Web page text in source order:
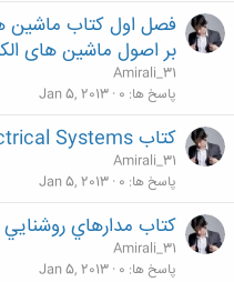
فصل اول کتاب ماشین
بر اصول ماشین های
Amirali_31
پاسخ ها 0
Jan 5, 2013
کتاب Power Quality in Electrical Systems
Amirali_31
پاسخ ها 0
Jan 5, 2013
کتاب مدارهاي روشنايي
Amirali_31
پاسخ ها 0
Jan 5, 2013